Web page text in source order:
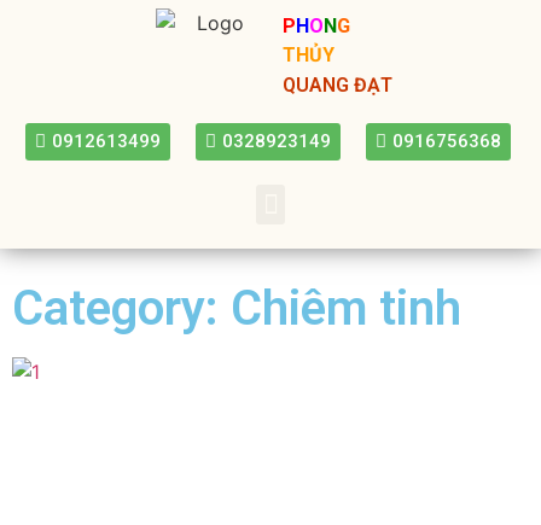
PHONG
THỦY
QUANG ĐẠT
0912613499 0328923149 0916756368
Category: Chiêm tinh